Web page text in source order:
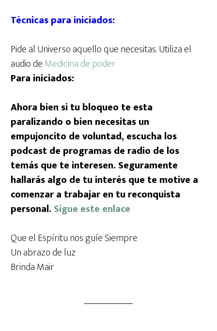
Técnicas para iniciados:
Pide al Universo aquello que necesitas. Utiliza el
audio deMedicina de poder
Para iniciados:
Ahora bien si tu bloqueo te esta
paralizando o bien necesitas un
empujoncito de voluntad, escucha los
podcast de programas de radio de los
temás que te interesen. Seguramente
hallarás algo de tu interés que te motive a
comenzar a trabajar en tu reconquista
personal. Sigue este enlace
Que el Espíritu nos guíe Siempre
Un abrazo de luz
Brinda Mair